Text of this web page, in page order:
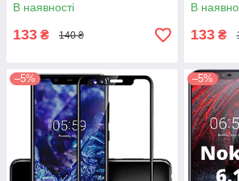
В наявності
133 ₴ 140 ₴
В
133 ₴
–5% –5%